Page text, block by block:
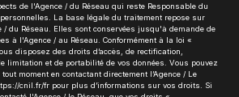
de l'Agence / du Réseau qui reste Responsable du
La base légale du traitement repose sur
/ du Réseau. Elles sont conservées jusqu'à demande de
à l'Agence / au Réseau. Conformément à la loi «
disposez des droits d’accès, de rectification,
limitation et de portabilité de vos données. Vous pouvez
moment en contactant directement l’Agence / Le
cnil.fr/fr pour plus d’informations sur vos droits. Si